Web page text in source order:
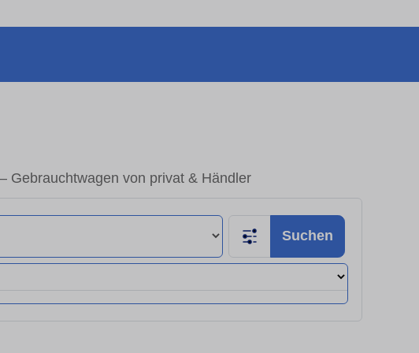
Gebrauchtwagen von privat & Händler
Suchen